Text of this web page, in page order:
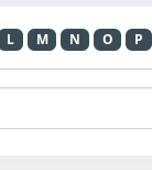
L M N O P